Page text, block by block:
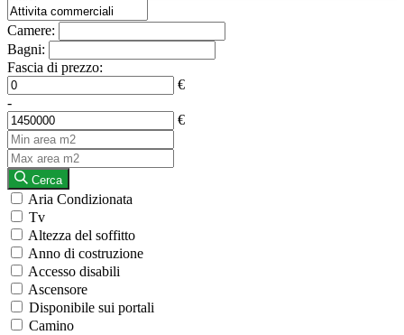
Camere:
Bagni:
Fascia di prezzo:
€
-
€
Cerca
Aria Condizionata
Tv
Altezza del soffitto
Anno di costruzione
Accesso disabili
Ascensore
Disponibile sui portali
Camino